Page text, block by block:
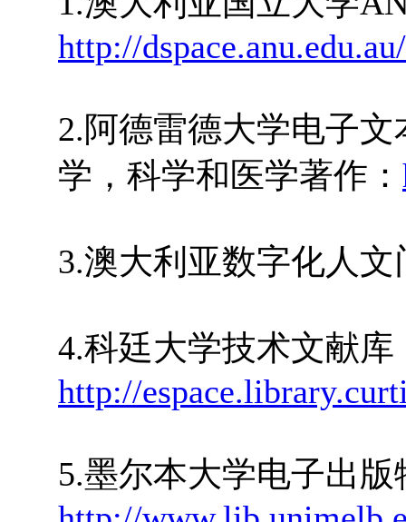
http://dspace.anu.edu.au/
2.阿德雷德大学电子
学，科学和医学著作：
3.澳大利亚数字化人
4.科廷大学技术文献库
http://
5.墨尔本大学电子出版